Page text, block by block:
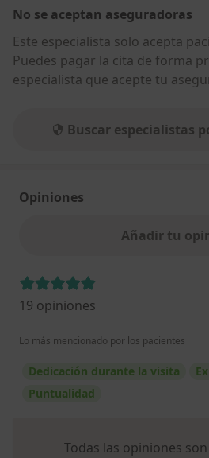
No se aceptan aseguradoras
Este especialista solo acepta
Puedes pagar la cita de forma
especialista que acepte tu
Buscar especialistas
Opiniones
Añadir tu
19 opiniones
Lo más mencionado por los pacientes
Dedicación durante la visita
Puntualidad
Todas las opiniones